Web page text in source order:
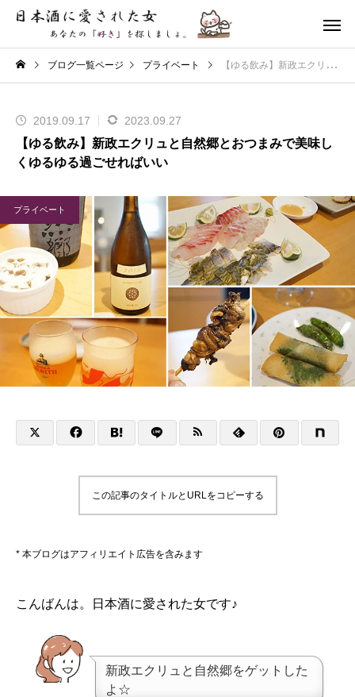
ブログ一覧ページ プライベート 【ゆる飲み】新政エクリュと自然郷とおつまみで美味しくゆるゆる過ごせればいい
2019.09.17 2023.09.27
【ゆる飲み】新政エクリュと自然郷とおつまみで美味し
くゆるゆる過ごせればいい
プライベート
この記事のタイトルとURLをコピーする
* 本ブログはアフィリエイト広告を含みます
こんばんは。日本酒に愛された女です♪
新政エクリュと自然郷をゲットした
よ☆